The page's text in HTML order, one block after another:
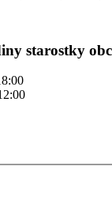
starostky